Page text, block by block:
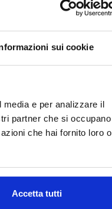
sui cookie
e per analizzare il
partner che si occupano
che hai fornito loro o
Accetta tutti